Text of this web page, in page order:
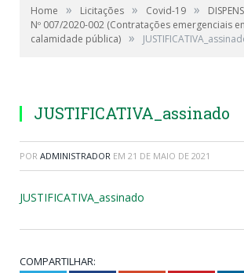
Home » Licitações » Covid-19 »
Nº 007/2020-002 (Contratações emergenciais
calamidade pública) »
JUSTIFICATIVA_assinado
POR ADMINISTRADOR EM 21 DE MAIO DE 2021
JUSTIFICATIVA_assinado
COMPARTILHAR: